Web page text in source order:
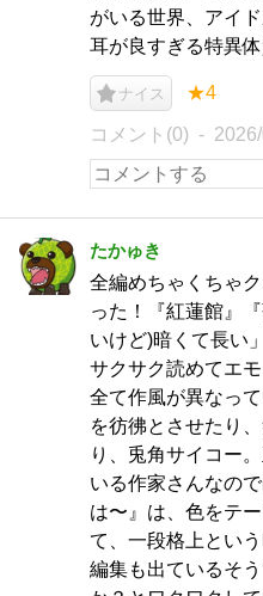
がいる世界、アイ
耳が良すぎる特異
ナイス ★4
コメント(0)
たかゅき
全編めちゃくちゃ
った！『紅蓮館』
いけど)暗くて長い
サクサク読めてエ
全て作風が異なっ
を彷彿とさせたり
り、兎角サイコー
いる作家さんなの
は〜』は、色をテ
て、一段格上とい
編集も出ているそ